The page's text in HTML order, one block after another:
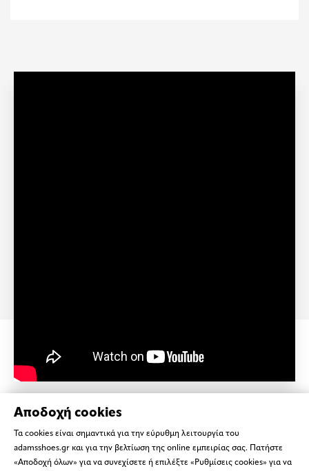
Αποδοχή cookies
Τα cookies είναι σημαντικά για την εύρυθμη λειτουργία του
adamsshoes.gr και για την βελτίωση της online εμπειρίας σας. Πατήστε
«Αποδοχή όλων» για να συνεχίσετε ή επιλέξτε «Ρυθμίσεις cookies» για να